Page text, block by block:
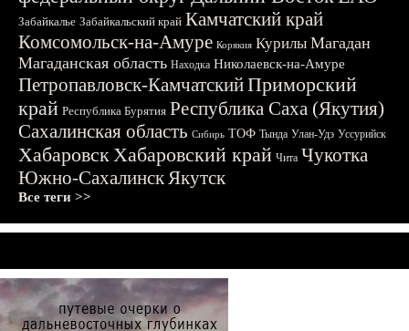
Забайкалье Забайкальский край Камчатский край
Комсомольск-на-Амуре Корякия Курилы Магадан
Магаданская область Находка Николаевск-на-Амуре
Петропавловск-КамчатскийПриморский
край Республика Бурятия Республика Саха (Якутия)
Сахалинская область Сибирь ТОФ Тында Улан-Удэ Уссурийск
ХабаровскХабаровский край Чита Чукотка
Южно-СахалинскЯкутск
Все теги >>